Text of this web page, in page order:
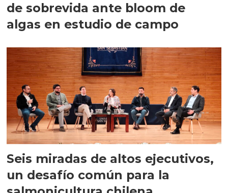
de sobrevida ante bloom de
algas en estudio de campo
Seis miradas de altos ejecutivos,
un desafío común para la